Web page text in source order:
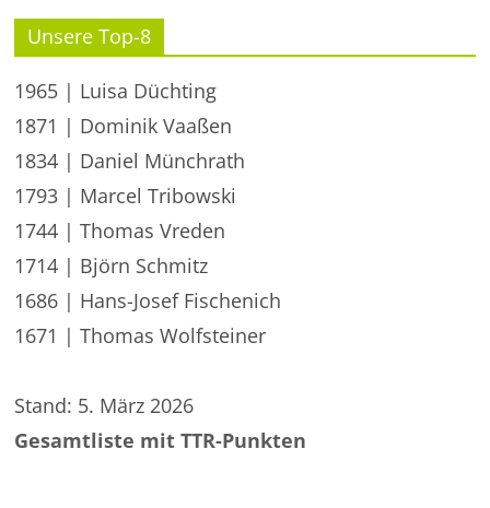
Unsere Top-8
1965 | Luisa Düchting
1871 | Dominik Vaaßen
1834 | Daniel Münchrath
1793 | Marcel Tribowski
1744 | Thomas Vreden
1714 | Björn Schmitz
1686 | Hans-Josef Fischenich
1671 | Thomas Wolfsteiner
Stand: 5. März 2026
Gesamtliste mit TTR-Punkten